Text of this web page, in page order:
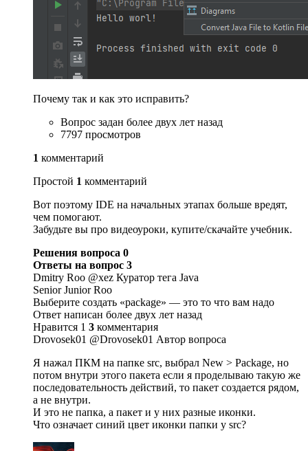
Почему так и как это исправить?
Вопрос задан более двух лет назад
7797 просмотров
1 комментарий
Простой 1 комментарий
Вот поэтому IDE на начальных этапах больше вредят,
чем помогают.
Забудьте вы про видеоуроки, купите/скачайте учебник.
Решения вопроса 0
Ответы на вопрос 3
Dmitry Roo @xez Куратор тега Java
Senior Junior Roo
Выберите создать «package» — это то что вам надо
Ответ написан более двух лет назад
Нравится 1 3 комментария
Drovosek01 @Drovosek01 Автор вопроса
Я нажал ПКМ на папке src, выбрал New > Package, но
потом внутри этого пакета если я проделываю такую же
последовательность действий, то пакет создается рядом,
а не внутри.
И это не папка, а пакет и у них разные иконки.
Что означает синий цвет иконки папки у src?